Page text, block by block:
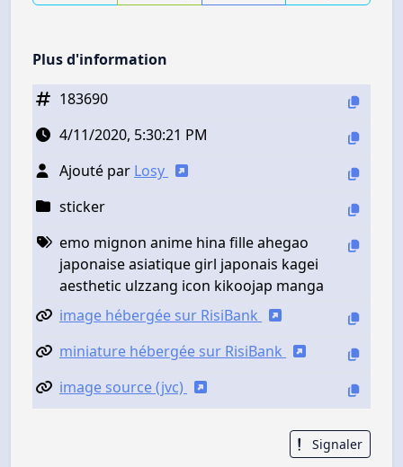
Plus d'information
183690
4/11/2020, 5:30:21 PM
Ajouté par Losy
sticker
emo mignon anime hina fille ahegao
japonaise asiatique girl japonais kagei
aesthetic ulzzang icon kikoojap manga
image hébergée sur RisiBank
miniature hébergée sur RisiBank
image source (jvc)
Signaler